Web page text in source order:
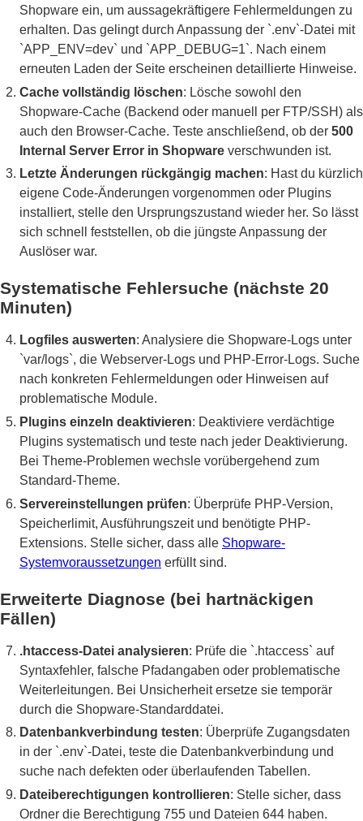
Shopware ein, um aussagekräftigere Fehlermeldungen zu
erhalten. Das gelingt durch Anpassung der `.env`-Datei mit
`APP_ENV=dev` und `APP_DEBUG=1`. Nach einem
erneuten Laden der Seite erscheinen detaillierte Hinweise.
Cache vollständig löschen: Lösche sowohl den
Shopware-Cache (Backend oder manuell per FTP/SSH) als
auch den Browser-Cache. Teste anschließend, ob der 500
Internal Server Error in Shopware verschwunden ist.
Letzte Änderungen rückgängig machen: Hast du kürzlich
eigene Code-Änderungen vorgenommen oder Plugins
installiert, stelle den Ursprungszustand wieder her. So lässt
sich schnell feststellen, ob die jüngste Anpassung der
Auslöser war.
Systematische Fehlersuche (nächste 20
Minuten)
Logfiles auswerten: Analysiere die Shopware-Logs unter
`var/logs`, die Webserver-Logs und PHP-Error-Logs. Suche
nach konkreten Fehlermeldungen oder Hinweisen auf
problematische Module.
Plugins einzeln deaktivieren: Deaktiviere verdächtige
Plugins systematisch und teste nach jeder Deaktivierung.
Bei Theme-Problemen wechsle vorübergehend zum
Standard-Theme.
Servereinstellungen prüfen: Überprüfe PHP-Version,
Speicherlimit, Ausführungszeit und benötigte PHP-
Extensions. Stelle sicher, dass alle Shopware-
Systemvoraussetzungen erfüllt sind.
Erweiterte Diagnose (bei hartnäckigen
Fällen)
.htaccess-Datei analysieren: Prüfe die `.htaccess` auf
Syntaxfehler, falsche Pfadangaben oder problematische
Weiterleitungen. Bei Unsicherheit ersetze sie temporär
durch die Shopware-Standarddatei.
Datenbankverbindung testen: Überprüfe Zugangsdaten
in der `.env`-Datei, teste die Datenbankverbindung und
suche nach defekten oder überlaufenden Tabellen.
Dateiberechtigungen kontrollieren: Stelle sicher, dass
Ordner die Berechtigung 755 und Dateien 644 haben.